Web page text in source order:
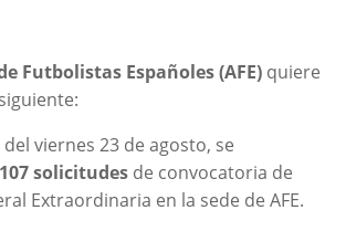
Futbolistas Españoles (AFE)quiere
viernes 23 de agosto, se
solicitudesde convocatoria de
Extraordinaria en la sede de AFE.